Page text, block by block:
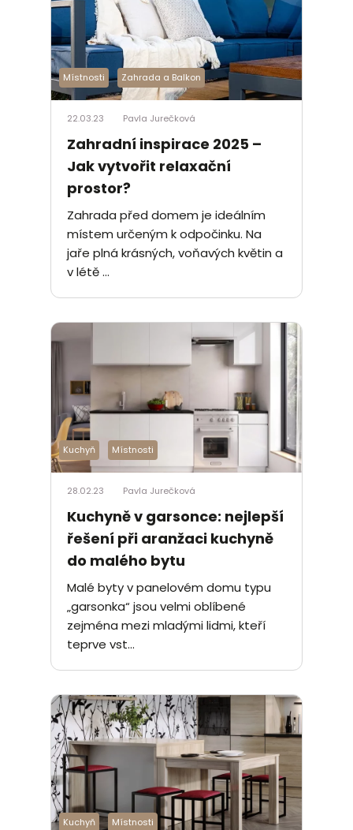
Místnosti Zahrada a Balkon
22.03.23 Pavla Jurečková
Zahradní inspirace 2025 –
Jak vytvořit relaxační
prostor?
Zahrada před domem je ideálním
místem určeným k odpočinku. Na
jaře plná krásných, voňavých květin a
v létě ...
Kuchyň Místnosti
28.02.23 Pavla Jurečková
Kuchyně v garsonce: nejlepší
řešení při aranžaci kuchyně
do malého bytu
Malé byty v panelovém domu typu
„garsonka“ jsou velmi oblíbené
zejména mezi mladými lidmi, kteří
teprve vst...
Kuchyň Místnosti